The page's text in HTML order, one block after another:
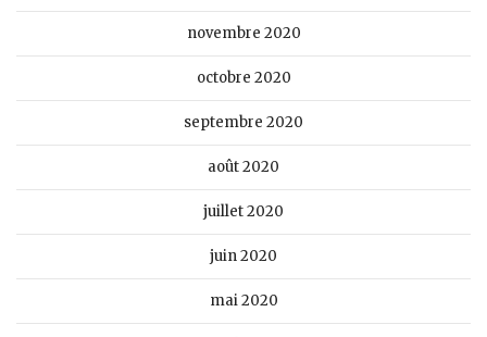
novembre 2020
octobre 2020
septembre 2020
août 2020
juillet 2020
juin 2020
mai 2020